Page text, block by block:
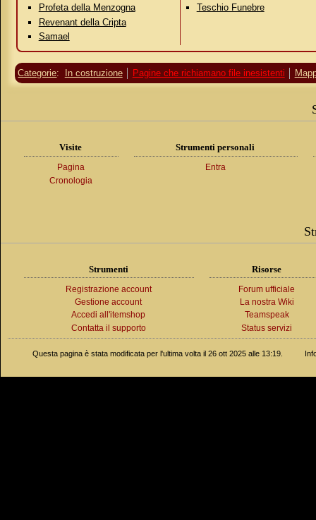
Profeta della Menzogna
Revenant della Cripta
Samael
Teschio Funebre
Categorie: In costruzione Pagine che richiamano file inesistenti
Visite
Pagina
Cronologia
Strumenti personali
Entra
Strumenti
Registrazione account
Gestione account
Accedi all'itemshop
Contatta il supporto
Risorse
Forum ufficiale
La nostra Wiki
Teamspeak
Status servizi
Questa pagina è stata modificata per l'ultima volta il 26 ott 2025 alle 13:19.